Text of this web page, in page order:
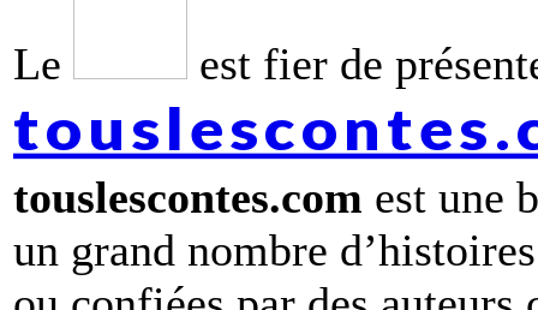
Le est fier de
touslescontes.com est une
un grand nombre